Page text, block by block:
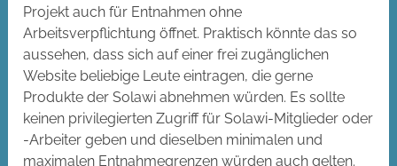
Projekt auch für Entnahmen ohne
Arbeitsverpflichtung öffnet. Praktisch könnte das so
aussehen, dass sich auf einer frei zugänglichen
Website beliebige Leute eintragen, die gerne
Produkte der Solawi abnehmen würden. Es sollte
keinen privilegierten Zugriff für Solawi-Mitglieder oder
-Arbeiter geben und dieselben minimalen und
maximalen Entnahmegrenzen würden auch gelten.